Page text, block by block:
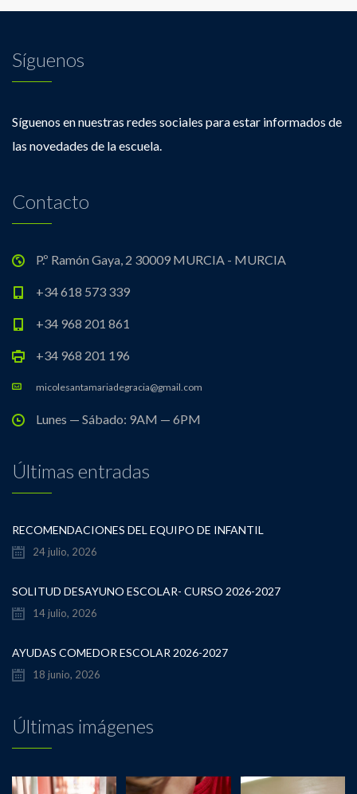
Síguenos
Síguenos en nuestras redes sociales para estar informados de
las novedades de la escuela.
Contacto
P.º Ramón Gaya, 2 30009 MURCIA - MURCIA
+34 618 573 339
+34 968 201 861
+34 968 201 196
micolesantamariadegracia@gmail.com
Lunes — Sábado: 9AM — 6PM
Últimas entradas
RECOMENDACIONES DEL EQUIPO DE INFANTIL
24 julio, 2026
SOLITUD DESAYUNO ESCOLAR- CURSO 2026-2027
14 julio, 2026
AYUDAS COMEDOR ESCOLAR 2026-2027
18 junio, 2026
Últimas imágenes